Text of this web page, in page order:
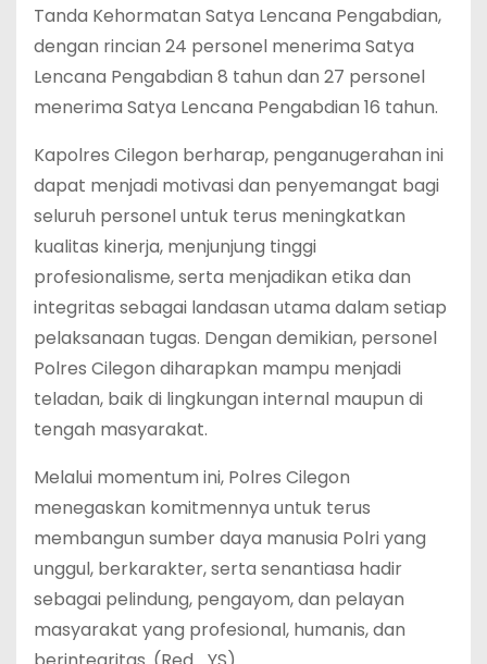
Tanda Kehormatan Satya Lencana Pengabdian,
dengan rincian 24 personel menerima Satya
Lencana Pengabdian 8 tahun dan 27 personel
menerima Satya Lencana Pengabdian 16 tahun.
Kapolres Cilegon berharap, penganugerahan ini
dapat menjadi motivasi dan penyemangat bagi
seluruh personel untuk terus meningkatkan
kualitas kinerja, menjunjung tinggi
profesionalisme, serta menjadikan etika dan
integritas sebagai landasan utama dalam setiap
pelaksanaan tugas. Dengan demikian, personel
Polres Cilegon diharapkan mampu menjadi
teladan, baik di lingkungan internal maupun di
tengah masyarakat.
Melalui momentum ini, Polres Cilegon
menegaskan komitmennya untuk terus
membangun sumber daya manusia Polri yang
unggul, berkarakter, serta senantiasa hadir
sebagai pelindung, pengayom, dan pelayan
masyarakat yang profesional, humanis, dan